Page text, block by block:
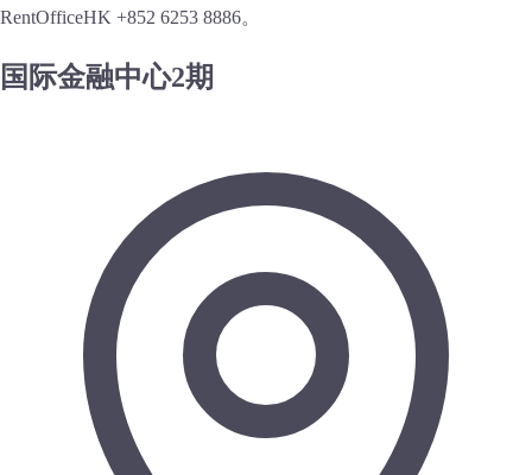
RentOfficeHK +852 6253 8886。
国际金融中心2期